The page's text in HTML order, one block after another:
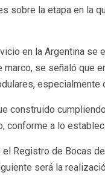
la etapa en la
en la Argentina
se señaló que
especialmente
construido
a lo
Registro de Bocas
será la